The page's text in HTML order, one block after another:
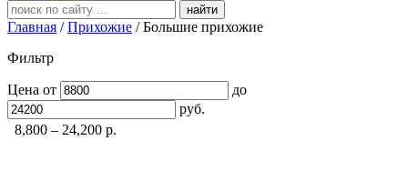
найти
Главная /Прихожие /Большие прихожие
Фильтр
Цена от
до
руб.
8,800 – 24,200 р.